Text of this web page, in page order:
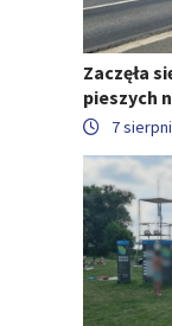
Zaczęła
pieszych
7